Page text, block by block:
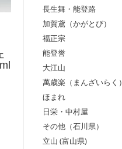
長生舞・能登路
加賀鳶（かがとび）
福正宗
能登誉
大江山
萬歳楽（まんざいらく）
ほまれ
日栄・中村屋
その他（石川県）
立山 (富山県)